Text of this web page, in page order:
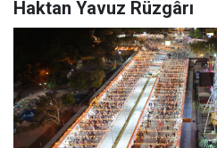
Haktan Yavuz Rüzgârı